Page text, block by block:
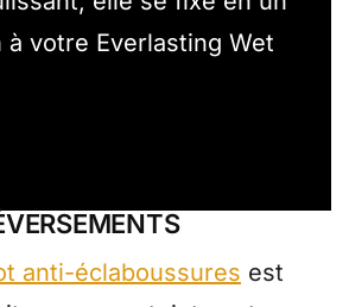
votre Everlasting Wet
anti-éclaboussures est